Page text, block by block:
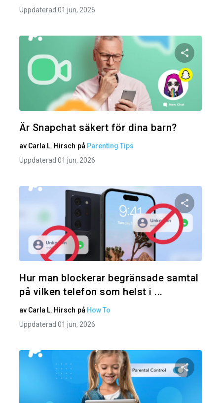
Uppdaterad 01 jun, 2026
Dela
Är Snapchat säkert för dina barn?
av Carla L. Hirsch på Parenting Tips
Uppdaterad 01 jun, 2026
Dela
Hur man blockerar begränsade samtal
på vilken telefon som helst i ...
av Carla L. Hirsch på How To
Uppdaterad 01 jun, 2026